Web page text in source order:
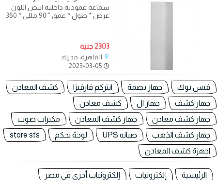
سماعة عمودية داخلية ابيض اللون
عرض * طول * عمق ” 90 مللي * 360
مللي” * 85 مللي “ السماعه تشتغل
2303 جنيه
القاهرة، مدينة
فيس بوك جهاز بصمة انتركم فارفيزا
كشف المعادن
جهاز كشف
جهاز ال
كشف معادن
جهاز كشف معادن
جهاز كشف المعادن
مكبرات صوت
جهاز كشف الذهب
صيانه UPS لوحة تحكم
store sts
اجهزة كشف المعادن
الرئيسية إلكترونيات إلكترونيات أخرى في مصر